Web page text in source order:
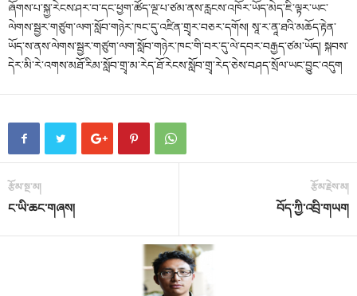
ཞོགས་པ་སྐྱ་རེངས་ཤར་བ་དང་ཕྱག་ཚོད་ལྔ་པ་ཙམ་ནས་རླངས་འཁོར་ཡོད་མེད་ཇི་ལྟར་ཡང་
ལེགས་སྦྱར་གཙུག་ལག་སློབ་གཉེར་ཁང་དུ་འཛིན་གྲྭར་བཅར་དགོས། སཱ་ར་ནཱ་ཐའི་མཆོད་རྟེན་
ཡོད་ས་ནས་ལེགས་སྦྱར་གཙུག་ལག་སློབ་གཉེར་ཁང་གི་བར་དུ་ལེ་དབར་བརྒྱད་ཙམ་ཡོད། སྐབས་
དེར་མི་རེ་འགས་མཐོ་རིམ་སློབ་གྲྭ་མ་རེད་ཐོ་རེངས་སློབ་གྲྭ་རེད་ཅེས་བཤད་སྲོལ་ཡང་བྱུང་འདུག
རྩོམ་སྔ་མ།
ང་ཡི་ཆང་གཞས།
རྩོམ་རྗེས་མ།
བོད་ཀྱི་འབྲི་གཡག